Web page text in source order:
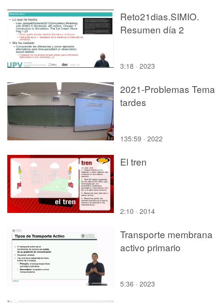
Reto21dias.SIMIO.
Resumen día 2
3:18 · 2023
2021-Problemas
tardes
135:59 · 2022
El tren
2:10 · 2014
Transporte membrana
activo primario
5:36 · 2023